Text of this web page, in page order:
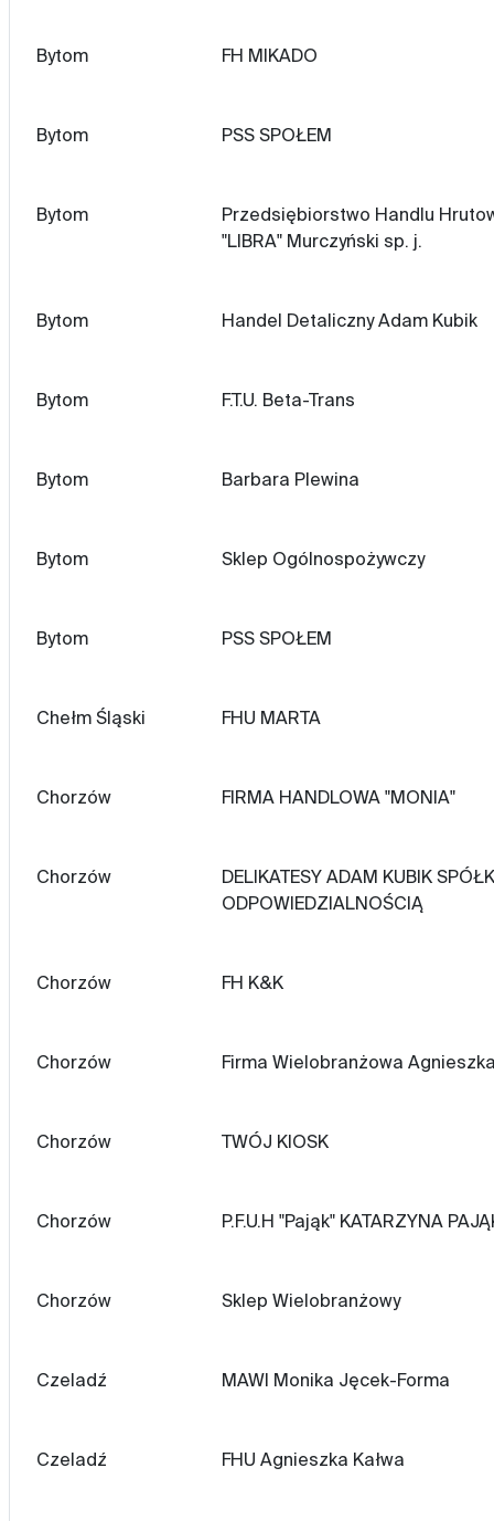
Bytom FH MIKADO
Bytom PSS SPOŁEM
Bytom
Przedsiębiorstwo Handlu
"LIBRA" Murczyński sp. j.
Bytom Handel Detaliczny Adam Kubik
Bytom F.T.U. Beta-Trans
Bytom Barbara Plewina
Bytom Sklep Ogólnospożywczy
Bytom PSS SPOŁEM
Chełm Śląski FHU MARTA
Chorzów FIRMA HANDLOWA "MONIA"
Chorzów
DELIKATESY ADAM KUBIK
ODPOWIEDZIALNOŚCIĄ
Chorzów FH K&K
Chorzów Firma Wielobranżowa
Chorzów TWÓJ KIOSK
Chorzów P.F.U.H "Pająk" KATARZYNA
Chorzów Sklep Wielobranżowy
Czeladź MAWI Monika Jęcek-Forma
Czeladź FHU Agnieszka Kałwa